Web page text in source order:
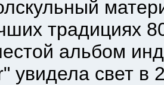
традициях
альбом
увидела свет в